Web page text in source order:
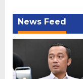
News Feed